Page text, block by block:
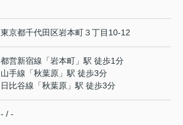
東京都千代田区岩本町３丁目10-12
都営新宿線 「岩本町 」駅 徒歩1分
山手線 「秋葉原 」駅 徒歩3分
日比谷線 「秋葉原 」駅 徒歩3分
- / -